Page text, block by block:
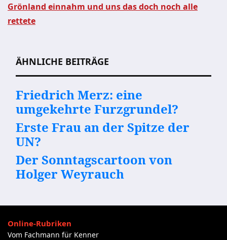
Beitragsnavigation
Grönland einnahm und uns das doch noch alle
rettete
ÄHNLICHE BEITRÄGE
Friedrich Merz: eine
umgekehrte Furzgrundel?
Erste Frau an der Spitze der
UN?
Der Sonntagscartoon von
Holger Weyrauch
Online-Rubriken
Vom Fachmann für Kenner